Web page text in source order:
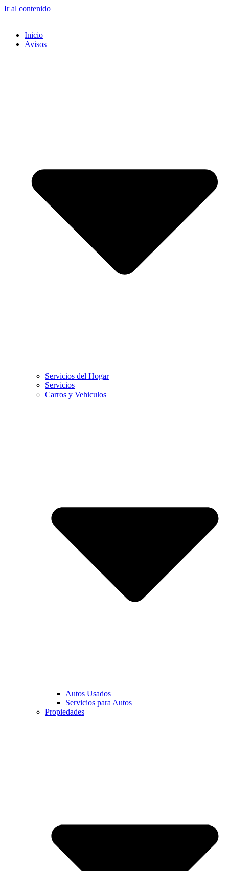
Ir al contenido
Inicio
Avisos
Servicios del Hogar
Servicios
Carros y Vehiculos
Autos Usados
Servicios para Autos
Propiedades